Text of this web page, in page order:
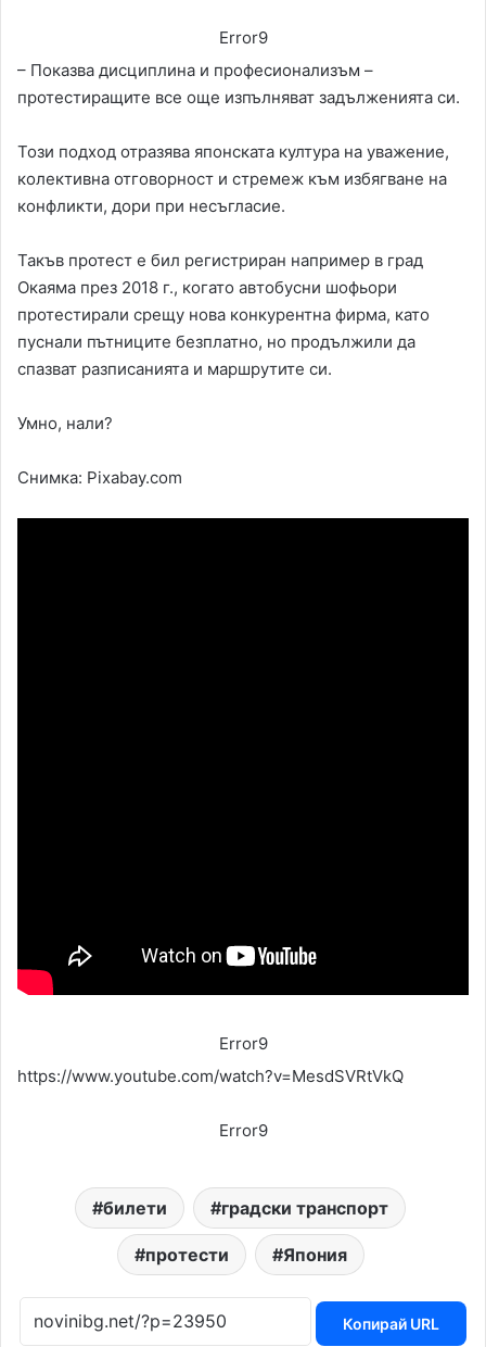
Error9
– Показва дисциплина и професионализъм –
протестиращите все още изпълняват задълженията си.
Този подход отразява японската култура на уважение,
колективна отговорност и стремеж към избягване на
конфликти, дори при несъгласие.
Такъв протест е бил регистриран например в град
Окаяма през 2018 г., когато автобусни шофьори
протестирали срещу нова конкурентна фирма, като
пуснали пътниците безплатно, но продължили да
спазват разписанията и маршрутите си.
Умно, нали?
Снимка: Pixabay.com
Error9
https://www.youtube.com/watch?v=MesdSVRtVkQ
Error9
билети градски транспорт
протести Япония
Копирай URL